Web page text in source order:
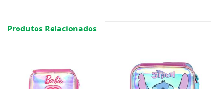
Produtos Relacionados